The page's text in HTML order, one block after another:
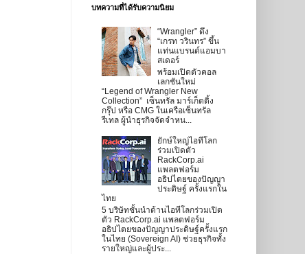
บทความที่ได้รับความนิยม
“Wrangler” ดึง
“เกรท วรินทร” ขึ้น
แท่นแบรนด์แอมบา
สเดอร์
พร้อมเปิดตัวคอล
เลกชันใหม่
“Legend of Wrangler New
Collection” เซ็นทรัล มาร์เก็ตติ้ง
กรุ๊ป หรือ CMG ในเครือเซ็นทรัล
รีเทล ผู้นำธุรกิจจัดจำหน...
ยักษ์ใหญ่ไอทีโลก
ร่วมเปิดตัว
RackCorp.ai
แพลตฟอร์ม
อธิปไตยของปัญญา
ประดิษฐ์ ครั้งแรกใน
ไทย
5 บริษัทชั้นนำด้านไอทีโลกร่วมเปิด
ตัว RackCorp.ai แพลตฟอร์ม
อธิปไตยของปัญญาประดิษฐ์ครั้งแรก
ในไทย (Sovereign AI) ช่วยธุรกิจทั้ง
รายใหญ่และผู้ประ...